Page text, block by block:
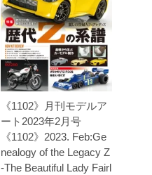
《1102》月刊モデルア
ート2023年2月号
《1102》2023. Feb:Ge
nealogy of the Legacy Z
-The Beautiful Lady Fairl